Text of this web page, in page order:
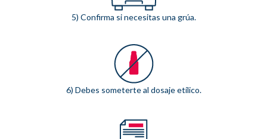
5) Confirma si necesitas una grúa.
6) Debes someterte al dosaje etílico.